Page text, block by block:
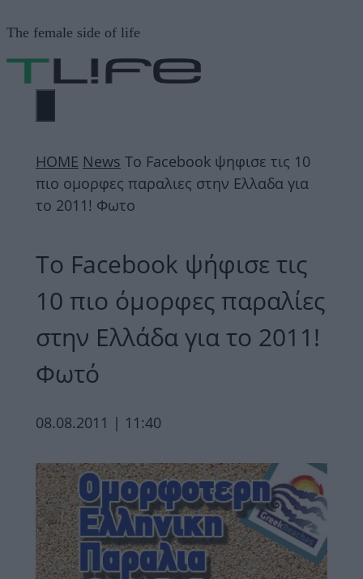
σε
περιεχόμενο
The female side of life
ΜΕΝΟΎ
ΗΟΜΕ News Το Facebook ψηφισε τις 10
πιο ομορφες παραλιες στην Ελλαδα για
το 2011! Φωτο
Το Facebook ψήφισε τις
10 πιο όμορφες παραλίες
στην Ελλάδα για το 2011!
Φωτό
08.08.2011 | 11:40